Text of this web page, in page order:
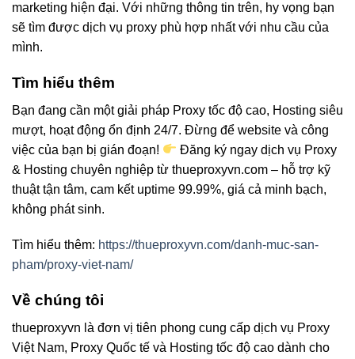
marketing hiện đại. Với những thông tin trên, hy vọng bạn
sẽ tìm được dịch vụ proxy phù hợp nhất với nhu cầu của
mình.
Tìm hiểu thêm
Bạn đang cần một giải pháp Proxy tốc độ cao, Hosting siêu
mượt, hoạt động ổn định 24/7. Đừng để website và công
việc của bạn bị gián đoạn!
Đăng ký ngay dịch vụ Proxy
& Hosting chuyên nghiệp từ thueproxyvn.com – hỗ trợ kỹ
thuật tận tâm, cam kết uptime 99.99%, giá cả minh bạch,
không phát sinh.
Tìm hiểu thêm: https://thueproxyvn.com/danh-muc-san-
pham/proxy-viet-nam/
Về chúng tôi
thueproxyvn là đơn vị tiên phong cung cấp dịch vụ Proxy
Việt Nam, Proxy Quốc tế và Hosting tốc độ cao dành cho